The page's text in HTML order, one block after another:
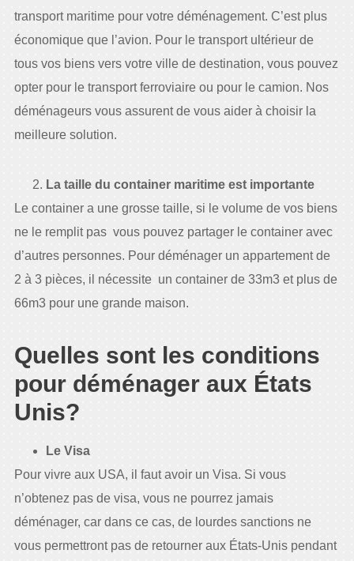
transport maritime pour votre déménagement. C’est plus
économique que l’avion. Pour le transport ultérieur de
tous vos biens vers votre ville de destination, vous pouvez
opter pour le transport ferroviaire ou pour le camion. Nos
déménageurs vous assurent de vous aider à choisir la
meilleure solution.
La taille du container maritime est importante
Le container a une grosse taille, si le volume de vos biens
ne le remplit pas vous pouvez partager le container avec
d’autres personnes. Pour déménager un appartement de
2 à 3 pièces, il nécessite un container de 33m3 et plus de
66m3 pour une grande maison.
Quelles sont les conditions
pour déménager aux États
Unis?
Le Visa
Pour vivre aux USA, il faut avoir un Visa. Si vous
n’obtenez pas de visa, vous ne pourrez jamais
déménager, car dans ce cas, de lourdes sanctions ne
vous permettront pas de retourner aux États-Unis pendant